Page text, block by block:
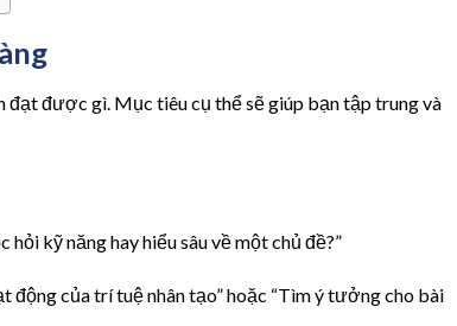
đạt được gì. Mục tiêu cụ thể sẽ giúp bạn tập trung và
kỹ năng hay hiểu sâu về một chủ đề?”
động của trí tuệ nhân tạo” hoặc “Tìm ý tưởng cho bài